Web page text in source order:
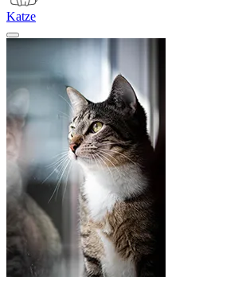
Katze